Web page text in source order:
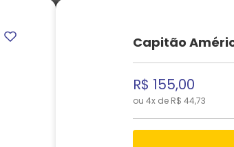
Capitão
R$ 155,00
ou 4x de R$ 44,73